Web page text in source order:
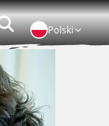
ZoekenPolski